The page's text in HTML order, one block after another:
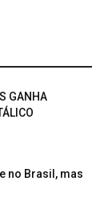
GANHA
no Brasil, mas